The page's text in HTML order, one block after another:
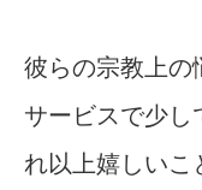
彼らの宗教上の
サービスで少し
れ以上嬉しいこ